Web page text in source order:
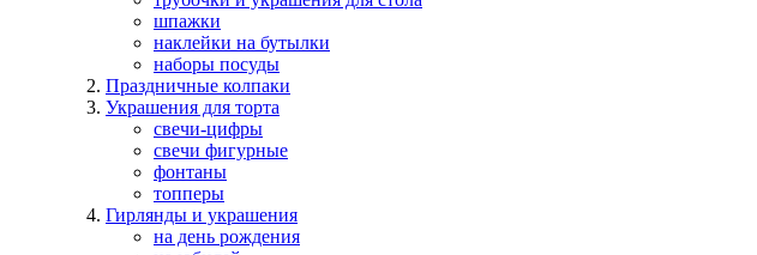
шпажки
наклейки на бутылки
наборы посуды
Праздничные колпаки
Украшения для торта
свечи-цифры
свечи фигурные
фонтаны
топперы
Гирлянды и украшения
на день рождения